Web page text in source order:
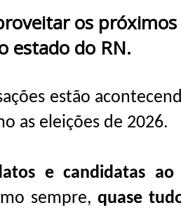
os
estado do RN.
estão
as eleições de 2026.
e candidatas
sempre, quase